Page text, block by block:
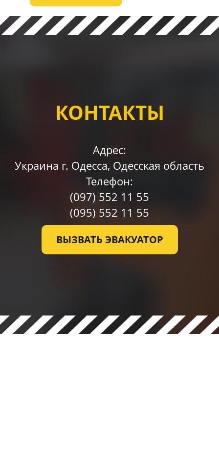
КОНТАКТЫ
Адрес:
Украина г. Одессa, Одесская область
Телефон:
(097) 552 11 55
(095) 552 11 55
ВЫЗВАТЬ ЭВАКУАТОР